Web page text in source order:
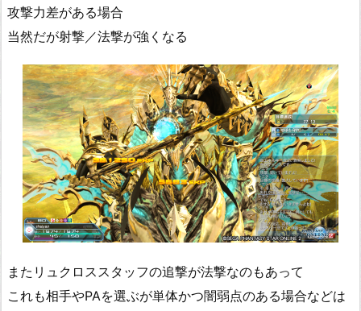
攻撃力差がある場合
当然だが射撃／法撃が強くなる
またリュクロススタッフの追撃が法撃なのもあって
これも相手やPAを選ぶが単体かつ闇弱点のある場合などは